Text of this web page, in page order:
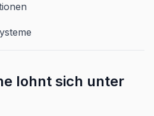
lohnt sich unter